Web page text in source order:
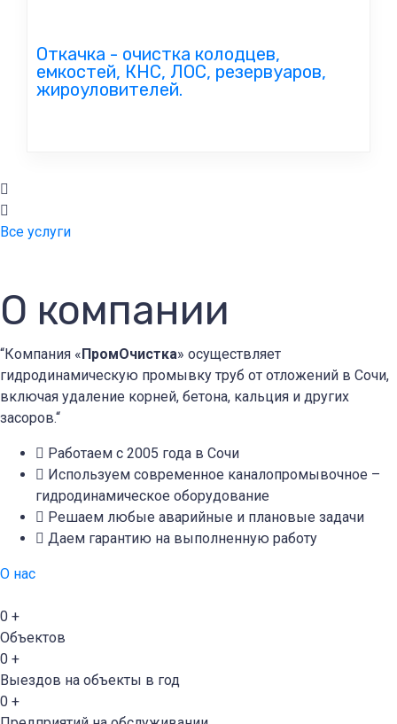
Откачка - очистка колодцев,
емкостей, КНС, ЛОС, резервуаров,
жироуловителей.
Все услуги
О компании
“Компания «ПромОчистка» осуществляет
гидродинамическую промывку труб от отложений в Сочи,
включая удаление корней, бетона, кальция и других
засоров.“
Работаем с 2005 года в Сочи
Используем современное каналопромывочное –
гидродинамическое оборудование
Решаем любые аварийные и плановые задачи
Даем гарантию на выполненную работу
О нас
0 +
Объектов
0 +
Выездов на объекты в год
0 +